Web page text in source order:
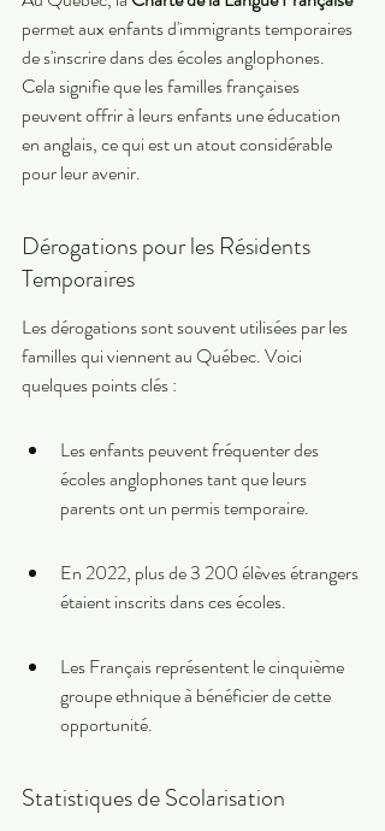
permet aux enfants d'immigrants temporaires
de s'inscrire dans des écoles anglophones.
Cela signifie que les familles françaises
peuvent offrir à leurs enfants une éducation
en anglais, ce qui est un atout considérable
pour leur avenir.
Dérogations pour les Résidents
Temporaires
Les dérogations sont souvent utilisées par les
familles qui viennent au Québec. Voici
quelques points clés :
Les enfants peuvent fréquenter des
écoles anglophones tant que leurs
parents ont un permis temporaire.
En 2022, plus de 3 200 élèves étrangers
étaient inscrits dans ces écoles.
Les Français représentent le cinquième
groupe ethnique à bénéficier de cette
opportunité.
Statistiques de Scolarisation